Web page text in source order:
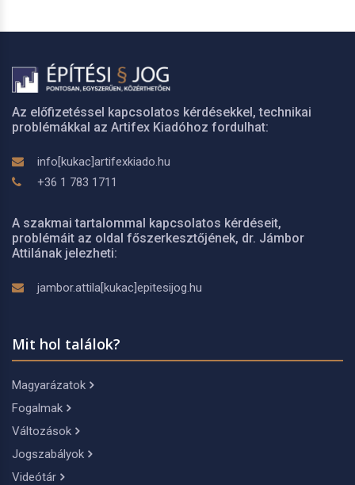
Az előfizetéssel kapcsolatos kérdésekkel, technikai
problémákkal az Artifex Kiadóhoz fordulhat:
info[kukac]artifexkiado.hu
+36 1 783 1711
A szakmai tartalommal kapcsolatos kérdéseit,
problémáit az oldal főszerkesztőjének, dr. Jámbor
Attilának jelezheti:
jambor.attila[kukac]epitesijog.hu
Mit hol találok?
Magyarázatok
Fogalmak
Változások
Jogszabályok
Videótár